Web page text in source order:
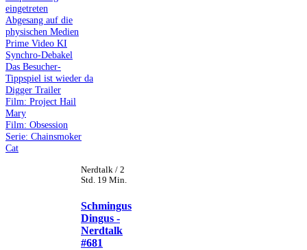
eingetreten
Abgesang auf die
physischen Medien
Prime Video KI
Synchro-Debakel
Das Besucher-
Tippspiel ist wieder da
Digger Trailer
Film: Project Hail
Mary
Film: Obsession
Serie: Chainsmoker
Cat
Nerdtalk / 2
Std. 19 Min.
Schmingus
Dingus -
Nerdtalk
#681